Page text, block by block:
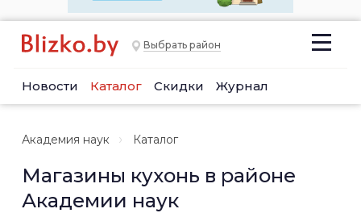
Выбрать район
Новости Каталог Скидки Журнал
Академия наук Каталог
Магазины кухонь в районе
Академии наук